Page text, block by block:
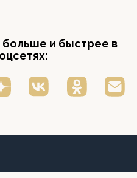
и быстрее в